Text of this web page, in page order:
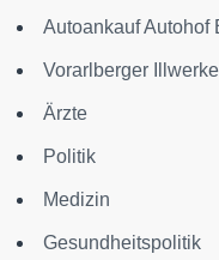
Autoankauf Autohof
Vorarlberger
Ärzte
Politik
Medizin
Gesundheitspolitik